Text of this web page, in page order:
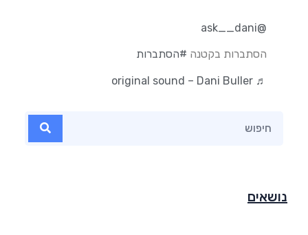
נושאים
@ask__dani
הסתברות בקטנה #הסתברות
♬ original sound – Dani Buller